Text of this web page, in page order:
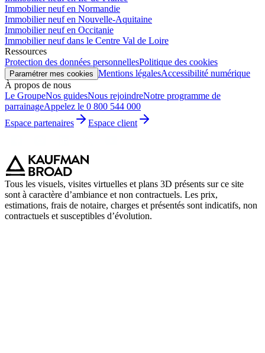
Immobilier neuf en Normandie
Immobilier neuf en Nouvelle-Aquitaine
Immobilier neuf en Occitanie
Immobilier neuf dans le Centre Val de Loire
Ressources
Protection des données personnellesPolitique des cookies
Paramétrer mes cookies Mentions légalesAccessibilité numérique
À propos de nous
Le GroupeNos guidesNous rejoindreNotre programme de
parrainageAppelez le 0 800 544 000
Espace partenaires
Espace client
Tous les visuels, visites virtuelles et plans 3D présents sur ce site
sont à caractère d’ambiance et non contractuels. Les prix,
estimations, frais de notaire, charges et présentés sont indicatifs, non
contractuels et susceptibles d’évolution.